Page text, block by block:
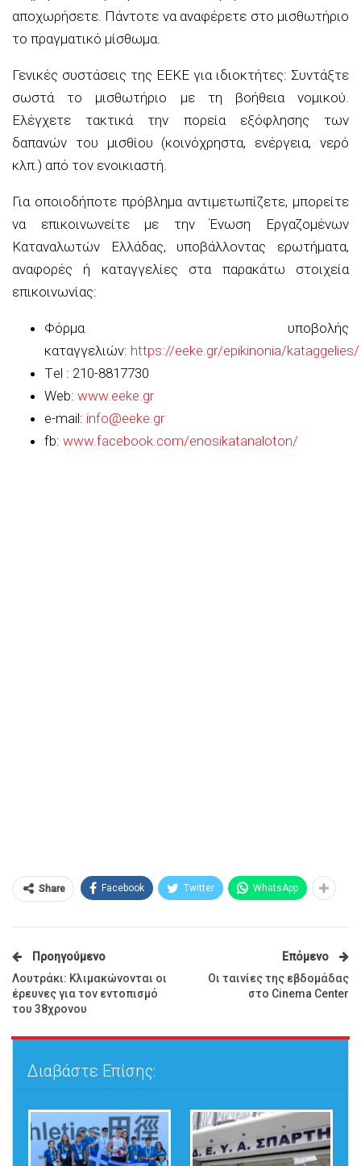
αποχωρήσετε. Πάντοτε να αναφέρετε στο μισθωτήριο
το πραγματικό μίσθωμα.
Γενικές συστάσεις της ΕΕΚΕ για ιδιοκτήτες: Συντάξτε
σωστά το μισθωτήριο με τη βοήθεια νομικού.
Ελέγχετε τακτικά την πορεία εξόφλησης των
δαπανών του μισθίου (κοινόχρηστα, ενέργεια, νερό
κλπ.) από τον ενοικιαστή.
Για οποιοδήποτε πρόβλημα αντιμετωπίζετε, μπορείτε
να επικοινωνείτε με την Ένωση Εργαζομένων
Καταναλωτών Ελλάδας, υποβάλλοντας ερωτήματα,
αναφορές ή καταγγελίες στα παρακάτω στοιχεία
επικοινωνίας:
Φόρμα υποβολής
καταγγελιών: https://eeke.gr/epikinonia/kataggelies/
Τel : 210-8817730
Web: www.eeke.gr
e-mail: info@eeke.gr
fb: www.facebook.com/enosikatanaloton/
Share Facebook Twitter WhatsApp
Προηγούμενο
Λουτράκι: Κλιμακώνονται οι
έρευνες για τον εντοπισμό
του 38χρονου
Επόμενο
Οι ταινίες της εβδομάδας
στο Cinema Center
Διαβάστε Επίσης: